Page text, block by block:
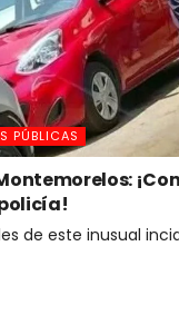
PÚBLICAS
de este inusual